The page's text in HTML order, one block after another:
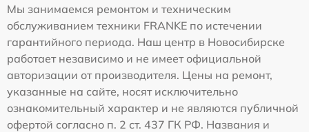
Мы занимаемся ремонтом и техническим
обслуживанием техники FRANKE по истечении
гарантийного периода. Наш центр в Новосибирске
работает независимо и не имеет официальной
авторизации от производителя. Цены на ремонт,
указанные на сайте, носят исключительно
ознакомительный характер и не являются публичной
офертой согласно п. 2 ст. 437 ГК РФ. Названия и